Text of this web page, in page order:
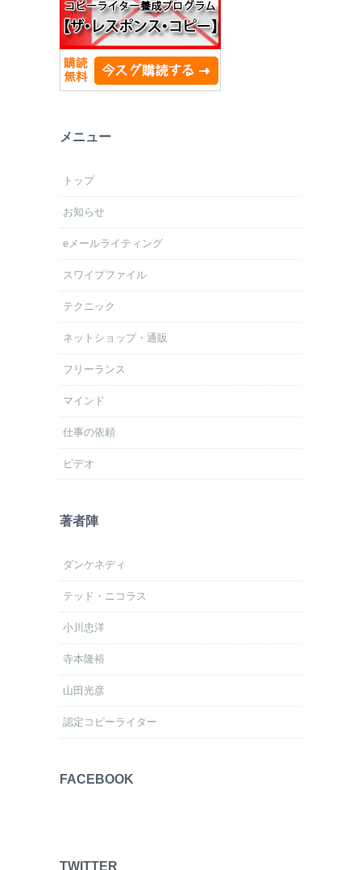
メニュー
トップ
お知らせ
eメールライティング
スワイプファイル
テクニック
ネットショップ・通販
フリーランス
マインド
仕事の依頼
ビデオ
著者陣
ダンケネディ
テッド・ニコラス
小川忠洋
寺本隆裕
山田光彦
認定コピーライター
FACEBOOK
TWITTER